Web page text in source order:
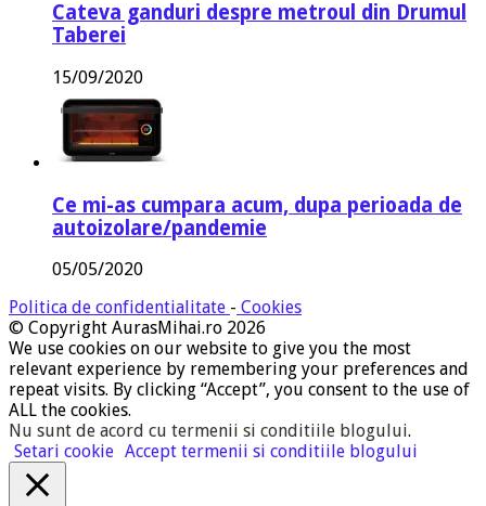
Cateva ganduri despre metroul din Drumul
Taberei
15/09/2020
Ce mi-as cumpara acum, dupa perioada de
autoizolare/pandemie
05/05/2020
Politica de confidentialitate - Cookies
© Copyright AurasMihai.ro 2026
We use cookies on our website to give you the most
relevant experience by remembering your preferences and
repeat visits. By clicking “Accept”, you consent to the use of
ALL the cookies.
Nu sunt de acord cu termenii si conditiile blogului.
Setari cookie Accept termenii si conditiile blogului